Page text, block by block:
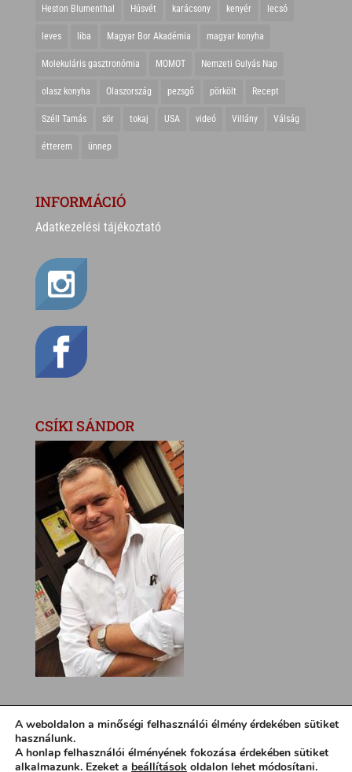
Heston Blumenthal Húsvét karácsony kenyér lecsó
leves liba Magyar Bor Akadémia magyar konyha
Molekuláris gasztronómia MOMOT Nemzeti Gulyás Nap
olasz konyha Olaszország pezsgő pörkölt Recept
Széll Tamás sör tokaj USA videó Villány Válság
étterem ünnep
INFORMÁCIÓ
Adatkezelési tájékoztató
CSÍKI SÁNDOR
A weboldalon a minőségi felhasználói élmény érdekében sütiket
használunk.
A honlap felhasználói élményének fokozása érdekében sütiket
alkalmazunk. Ezeket a beállítások oldalon lehet módosítani.